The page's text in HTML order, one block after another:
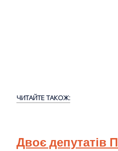
ЧИТАЙТЕ ТАКОЖ:
Двоє депутатів